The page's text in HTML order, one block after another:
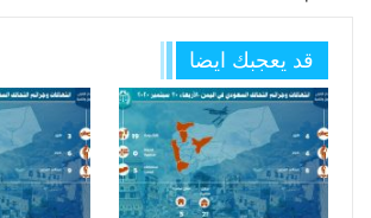
قد يعجبك ايضا